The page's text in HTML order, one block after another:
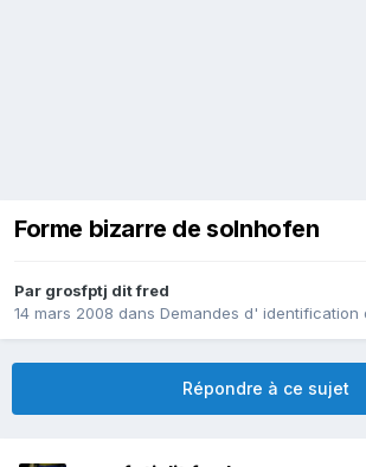
Forme bizarre de solnhofen
Par grosfptj dit fred
14 mars 2008 dans Demandes d' identification
Répondre à ce sujet